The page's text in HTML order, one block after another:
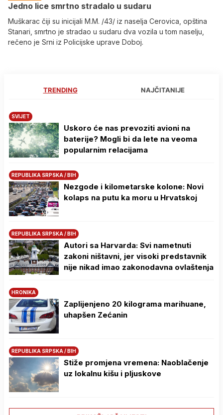
Јedno lice smrtno stradalo u sudaru
Muškarac čiji su inicijali M.M. /43/ iz naselja Cerovica, opština
Stanari, smrtno je stradao u sudaru dva vozila u tom naselju,
rečeno je Srni iz Policijske uprave Doboj.
TRENDING NAJČITANIJE
SVIJET
Uskoro će nas prevoziti avioni na
baterije? Mogli bi da lete na veoma
popularnim relacijama
REPUBLIKA SRPSKA / BIH
Nezgode i kilometarske kolone: Novi
kolaps na putu ka moru u Hrvatskoj
REPUBLIKA SRPSKA / BIH
Autori sa Harvarda: Svi nametnuti
zakoni ništavni, jer visoki predstavnik
nije nikad imao zakonodavna ovlaštenja
HRONIKA
Zaplijenjeno 20 kilograma marihuane,
uhapšen Zećanin
REPUBLIKA SRPSKA / BIH
Stiže promjena vremena: Naoblačenje
uz lokalnu kišu i pljuskove